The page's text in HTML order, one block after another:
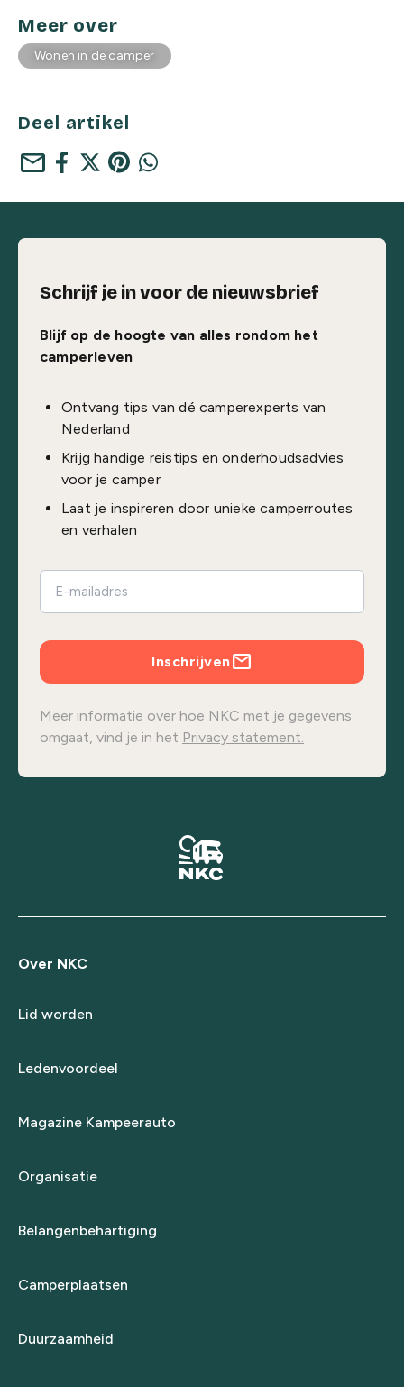
Meer over
Wonen in de camper
Deel artikel
mail
Schrijf je in voor de nieuwsbrief
Blijf op de hoogte van alles rondom het
camperleven
Ontvang tips van dé camperexperts van
Nederland
Krijg handige reistips en onderhoudsadvies
voor je camper
Laat je inspireren door unieke camperroutes
en verhalen
Inschrijven
Meer informatie over hoe NKC met je gegevens
omgaat, vind je in het Privacy statement.
Over NKC
Lid worden
Ledenvoordeel
Magazine Kampeerauto
Organisatie
Belangenbehartiging
Camperplaatsen
Duurzaamheid